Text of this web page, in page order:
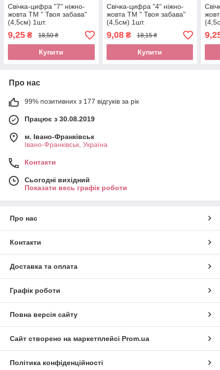
Свічка-цифра "7" ніжно-
жовта ТМ " Твоя забава"
(4,5см) 1шт.
9,25 ₴ 18,50 ₴
Купити
Свічка-цифра "4" ніжно-
жовта ТМ " Твоя забава"
(4,5см) 1шт.
9,08₴ 18,15 ₴
Купити
Про нас
99% позитивних з 177 відгуків за рік
Працює з 30.08.2019
м. Івано-Франківськ
Івано-Франківськ, Україна
Контакти
Сьогодні вихідний
Показати весь графік роботи
Про нас
Контакти
Доставка та оплата
Графік роботи
Повна версія сайту
Сайт створено на маркетплейсі Prom.ua
Політика конфіденційності